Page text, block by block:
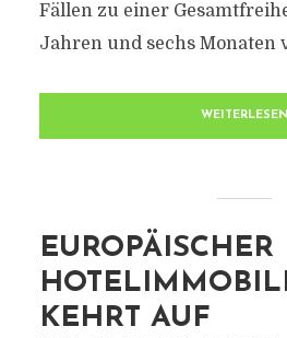
Fällen zu einer
Jahren und sechs Monaten
WEITERLESEN
EUROPÄISCHER
KEHRT AUF